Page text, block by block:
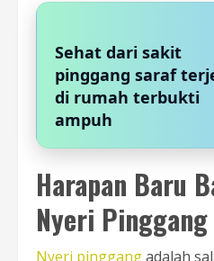
Sehat dari sakit
pinggang saraf
di rumah terbukti
ampuh
Harapan Baru
Nyeri Pinggang
Nyeri pinggangadalah